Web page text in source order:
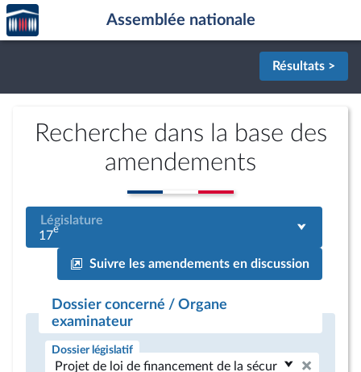
Aller au contenu
Aller en bas de la page
Accèder
à la
page
Assemblée nationale
Résultats >
Recherche dans la base des
amendements
Législature
17e
Suivre les amendements en discussion
Dossier concerné / Organe
examinateur
Dossier législatif